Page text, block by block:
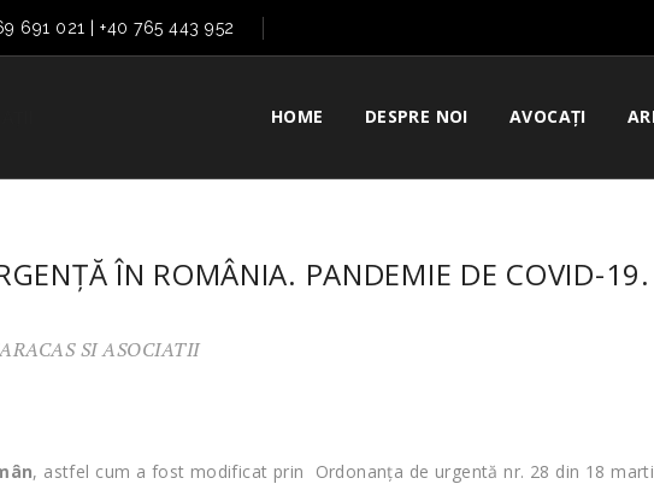
691 021 | +40 765 443 952
HOME DESPRE NOI AVOCAȚI
ÎN ROMÂNIA. PANDEMIE DE COVID-19.
SI ASOCIATII
, astfel cum a fost modificat prin Ordonanța de urgentă nr. 28 din 18